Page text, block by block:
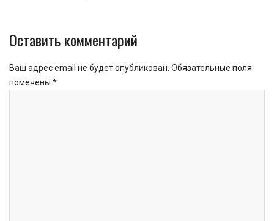
Оставить комментарий
Ваш адрес email не будет опубликован. Обязательные поля
помечены *